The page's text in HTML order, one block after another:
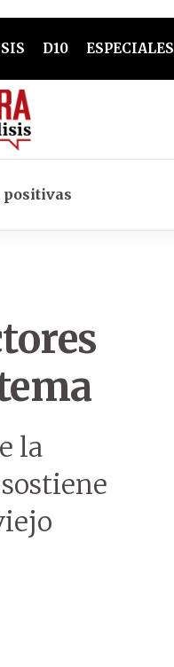
D10 ESPECIALES
positivas
la